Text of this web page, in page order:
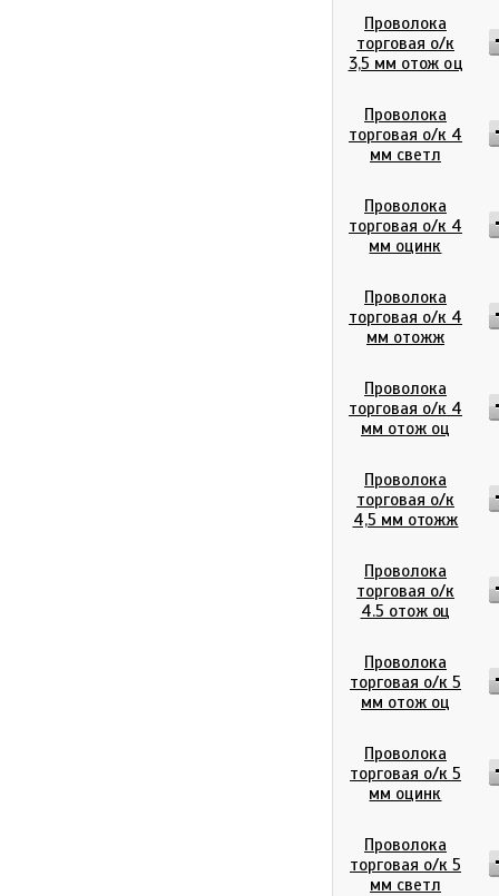
Проволока
торговая о/к
3,5 мм отож оц
Проволока
торговая о/к 4
мм светл
Проволока
торговая о/к 4
мм оцинк
Проволока
торговая о/к 4
мм отожж
Проволока
торговая о/к 4
мм отож оц
Проволока
торговая о/к
4,5 мм отожж
Проволока
торговая о/к
4.5 отож оц
Проволока
торговая о/к 5
мм отож оц
Проволока
торговая о/к 5
мм оцинк
Проволока
торговая о/к 5
мм светл